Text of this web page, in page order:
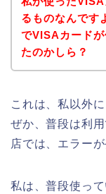
るものなんです
でVISAカード
たのかしら？
これは、私以外
ぜか、普段は利
店では、エラー
私は、普段使っ